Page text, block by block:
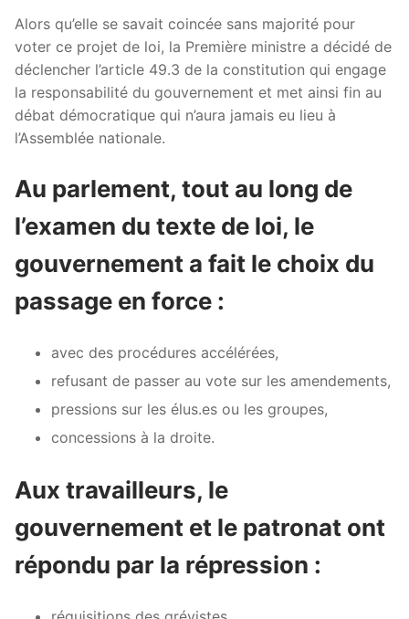
Alors qu’elle se savait coincée sans majorité pour
voter ce projet de loi, la Première ministre a décidé de
déclencher l’article 49.3 de la constitution qui engage
la responsabilité du gouvernement et met ainsi fin au
débat démocratique qui n’aura jamais eu lieu à
l’Assemblée nationale.
Au parlement, tout au long de
l’examen du texte de loi, le
gouvernement a fait le choix du
passage en force :
avec des procédures accélérées,
refusant de passer au vote sur les amendements,
pressions sur les élus.es ou les groupes,
concessions à la droite.
Aux travailleurs, le
gouvernement et le patronat ont
répondu par la répression :